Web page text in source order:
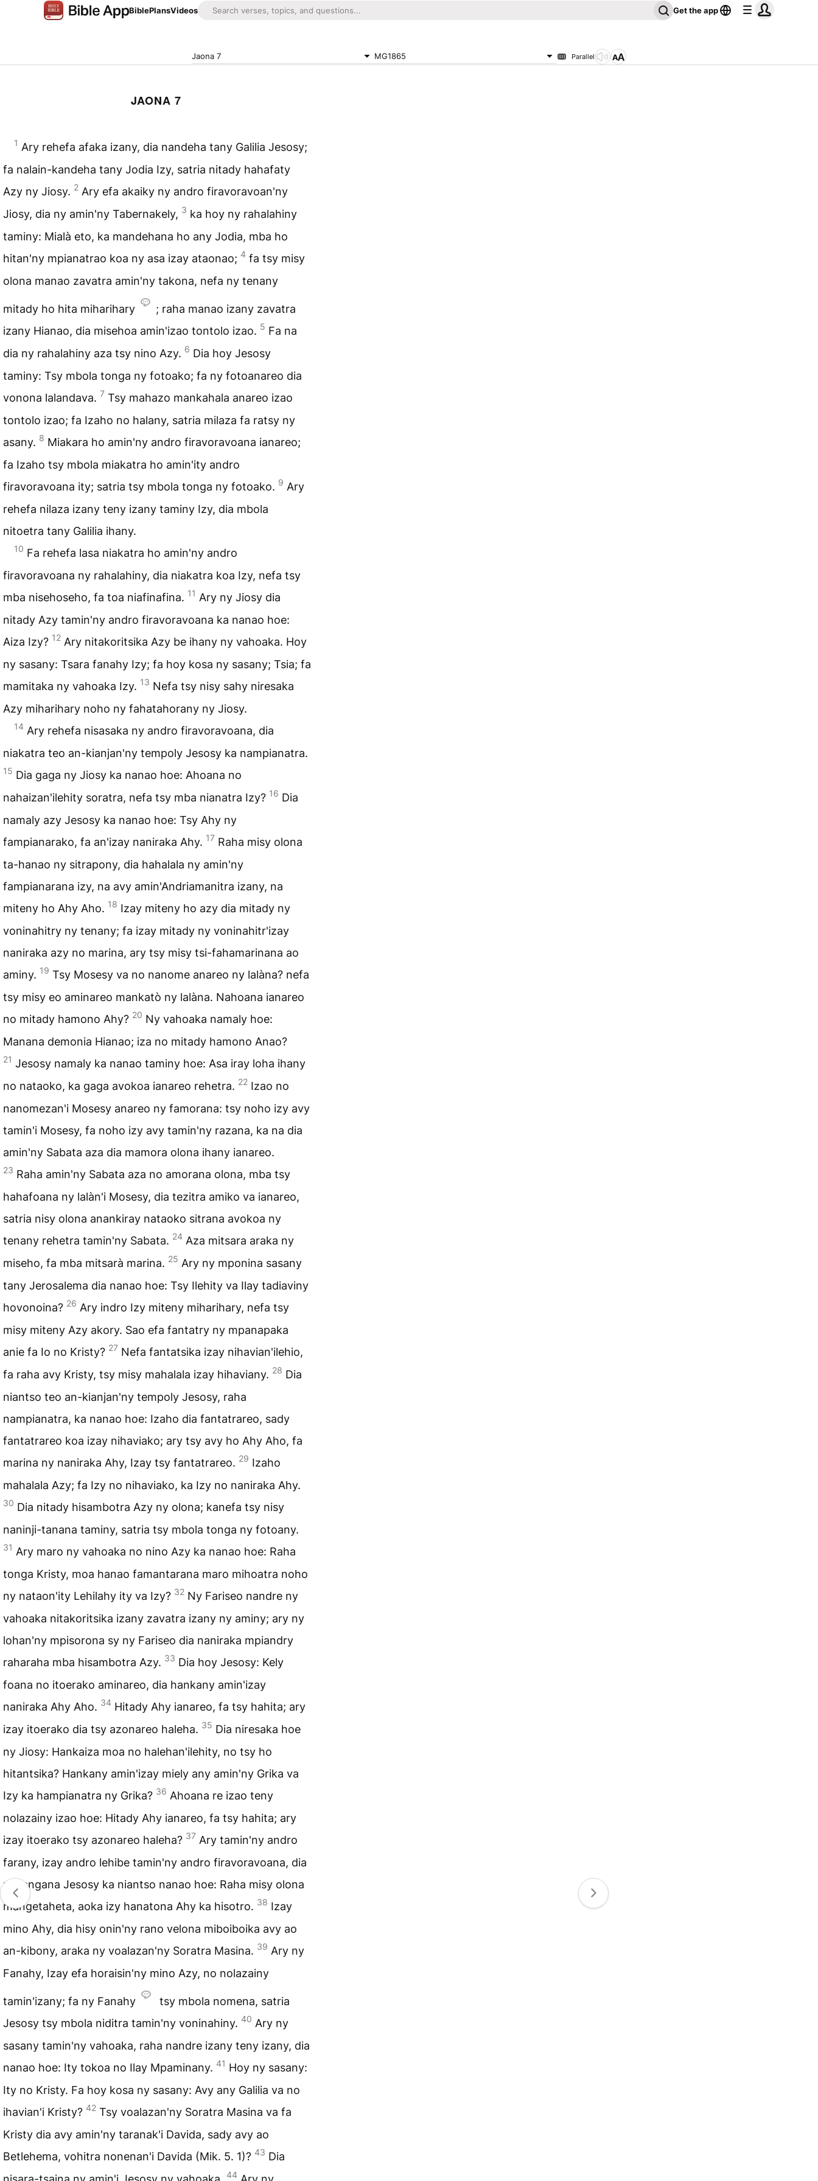
BiblePlansVideos Get the app
Jaona 7 MG1865 Parallel
JAONA 7
1 Ary rehefa afaka izany, dia nandeha tany Galilia Jesosy;
fa nalain-kandeha tany Jodia Izy, satria nitady hahafaty
Azy ny Jiosy. 2 Ary efa akaiky ny andro firavoravoan'ny
Jiosy, dia ny amin'ny Tabernakely, 3 ka hoy ny rahalahiny
taminy: Mialà eto, ka mandehana ho any Jodia, mba ho
hitan'ny mpianatrao koa ny asa izay ataonao; 4 fa tsy misy
olona manao zavatra amin'ny takona, nefa ny tenany
mitady ho hita miharihary
; raha manao izany zavatra
izany Hianao, dia misehoa amin'izao tontolo izao. 5 Fa na
dia ny rahalahiny aza tsy nino Azy. 6 Dia hoy Jesosy
taminy: Tsy mbola tonga ny fotoako; fa ny fotoanareo dia
vonona lalandava. 7 Tsy mahazo mankahala anareo izao
tontolo izao; fa Izaho no halany, satria milaza fa ratsy ny
asany. 8 Miakara ho amin'ny andro firavoravoana ianareo;
fa Izaho tsy mbola miakatra ho amin'ity andro
firavoravoana ity; satria tsy mbola tonga ny fotoako. 9 Ary
rehefa nilaza izany teny izany taminy Izy, dia mbola
nitoetra tany Galilia ihany.
10 Fa rehefa lasa niakatra ho amin'ny andro
firavoravoana ny rahalahiny, dia niakatra koa Izy, nefa tsy
mba nisehoseho, fa toa niafinafina. 11 Ary ny Jiosy dia
nitady Azy tamin'ny andro firavoravoana ka nanao hoe:
Aiza Izy? 12 Ary nitakoritsika Azy be ihany ny vahoaka. Hoy
ny sasany: Tsara fanahy Izy; fa hoy kosa ny sasany; Tsia; fa
mamitaka ny vahoaka Izy. 13 Nefa tsy nisy sahy niresaka
Azy miharihary noho ny fahatahorany ny Jiosy.
14 Ary rehefa nisasaka ny andro firavoravoana, dia
niakatra teo an-kianjan'ny tempoly Jesosy ka nampianatra.
15 Dia gaga ny Jiosy ka nanao hoe: Ahoana no
nahaizan'ilehity soratra, nefa tsy mba nianatra Izy? 16 Dia
namaly azy Jesosy ka nanao hoe: Tsy Ahy ny
fampianarako, fa an'izay naniraka Ahy. 17 Raha misy olona
ta-hanao ny sitrapony, dia hahalala ny amin'ny
fampianarana izy, na avy amin'Andriamanitra izany, na
miteny ho Ahy Aho. 18 Izay miteny ho azy dia mitady ny
voninahitry ny tenany; fa izay mitady ny voninahitr'izay
naniraka azy no marina, ary tsy misy tsi-fahamarinana ao
aminy. 19 Tsy Mosesy va no nanome anareo ny lalàna? nefa
tsy misy eo aminareo mankatò ny lalàna. Nahoana ianareo
no mitady hamono Ahy? 20 Ny vahoaka namaly hoe:
Manana demonia Hianao; iza no mitady hamono Anao?
21 Jesosy namaly ka nanao taminy hoe: Asa iray loha ihany
no nataoko, ka gaga avokoa ianareo rehetra. 22 Izao no
nanomezan'i Mosesy anareo ny famorana: tsy noho izy avy
tamin'i Mosesy, fa noho izy avy tamin'ny razana, ka na dia
amin'ny Sabata aza dia mamora olona ihany ianareo.
23 Raha amin'ny Sabata aza no amorana olona, mba tsy
hahafoana ny lalàn'i Mosesy, dia tezitra amiko va ianareo,
satria nisy olona anankiray nataoko sitrana avokoa ny
tenany rehetra tamin'ny Sabata. 24 Aza mitsara araka ny
miseho, fa mba mitsarà marina. 25 Ary ny mponina sasany
tany Jerosalema dia nanao hoe: Tsy Ilehity va Ilay tadiaviny
hovonoina? 26 Ary indro Izy miteny miharihary, nefa tsy
misy miteny Azy akory. Sao efa fantatry ny mpanapaka
anie fa Io no Kristy? 27 Nefa fantatsika izay nihavian'ilehio,
fa raha avy Kristy, tsy misy mahalala izay hihaviany. 28 Dia
niantso teo an-kianjan'ny tempoly Jesosy, raha
nampianatra, ka nanao hoe: Izaho dia fantatrareo, sady
fantatrareo koa izay nihaviako; ary tsy avy ho Ahy Aho, fa
marina ny naniraka Ahy, Izay tsy fantatrareo. 29 Izaho
mahalala Azy; fa Izy no nihaviako, ka Izy no naniraka Ahy.
30 Dia nitady hisambotra Azy ny olona; kanefa tsy nisy
naninji-tanana taminy, satria tsy mbola tonga ny fotoany.
31 Ary maro ny vahoaka no nino Azy ka nanao hoe: Raha
tonga Kristy, moa hanao famantarana maro mihoatra noho
ny nataon'ity Lehilahy ity va Izy? 32 Ny Fariseo nandre ny
vahoaka nitakoritsika izany zavatra izany ny aminy; ary ny
lohan'ny mpisorona sy ny Fariseo dia naniraka mpiandry
raharaha mba hisambotra Azy. 33 Dia hoy Jesosy: Kely
foana no itoerako aminareo, dia hankany amin'izay
naniraka Ahy Aho. 34 Hitady Ahy ianareo, fa tsy hahita; ary
izay itoerako dia tsy azonareo haleha. 35 Dia niresaka hoe
ny Jiosy: Hankaiza moa no halehan'ilehity, no tsy ho
hitantsika? Hankany amin'izay miely any amin'ny Grika va
Izy ka hampianatra ny Grika? 36 Ahoana re izao teny
nolazainy izao hoe: Hitady Ahy ianareo, fa tsy hahita; ary
izay itoerako tsy azonareo haleha? 37 Ary tamin'ny andro
farany, izay andro lehibe tamin'ny andro firavoravoana, dia
nitsangana Jesosy ka niantso nanao hoe: Raha misy olona
mangetaheta, aoka izy hanatona Ahy ka hisotro. 38 Izay
mino Ahy, dia hisy onin'ny rano velona miboiboika avy ao
an-kibony, araka ny voalazan'ny Soratra Masina. 39 Ary ny
Fanahy, Izay efa horaisin'ny mino Azy, no nolazainy
tamin'izany; fa ny Fanahy
tsy mbola nomena, satria
Jesosy tsy mbola niditra tamin'ny voninahiny. 40 Ary ny
sasany tamin'ny vahoaka, raha nandre izany teny izany, dia
nanao hoe: Ity tokoa no Ilay Mpaminany. 41 Hoy ny sasany:
Ity no Kristy. Fa hoy kosa ny sasany: Avy any Galilia va no
ihavian'i Kristy? 42 Tsy voalazan'ny Soratra Masina va fa
Kristy dia avy amin'ny taranak'i Davida, sady avy ao
Betlehema, vohitra nonenan'i Davida (Mik. 5. 1)? 43 Dia
44